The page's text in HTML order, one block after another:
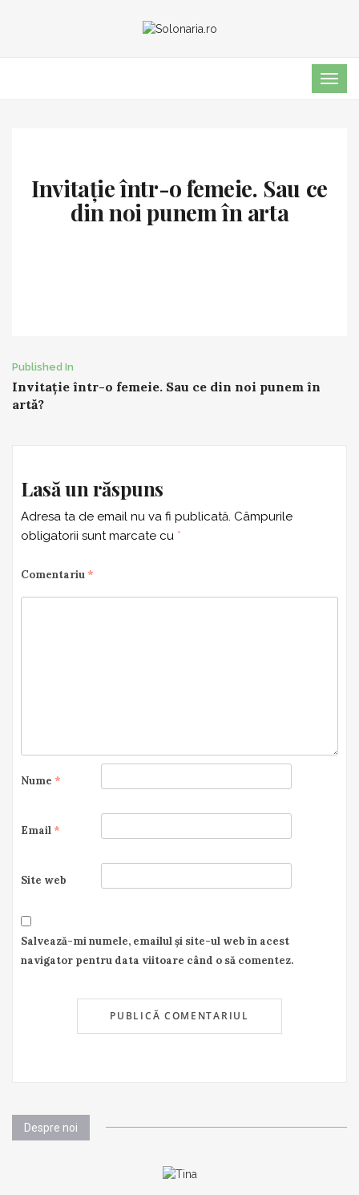
Invitație într-o femeie. Sau ce
din noi punem în arta
Post
navigation
Published In
Invitație într-o femeie. Sau ce din noi punem în
artă?
Lasă un răspuns
Adresa ta de email nu va fi publicată. Câmpurile
obligatorii sunt marcate cu *
Comentariu *
Nume *
Email *
Site web
Salvează-mi numele, emailul și site-ul web în acest
navigator pentru data viitoare când o să comentez.
Despre noi